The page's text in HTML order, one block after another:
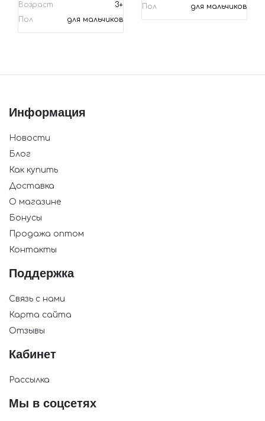
Возраст
3+
Пол
для мальчиков
Пол
для мальчиков
Информация
Новости
Блог
Как купить
Доставка
О магазине
Бонусы
Продажа оптом
Контакты
Поддержка
Связь с нами
Карта сайта
Отзывы
Кабинет
Рассылка
Мы в соцсетях